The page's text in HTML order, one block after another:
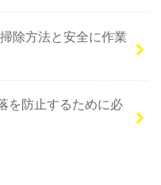
除方法と安全に作業
を防止するために必